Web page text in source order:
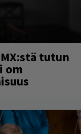
tutun
om